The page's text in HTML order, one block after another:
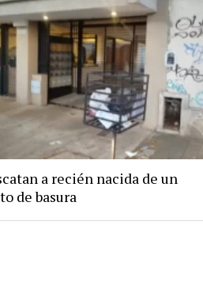
a recién nacida de un
de basura